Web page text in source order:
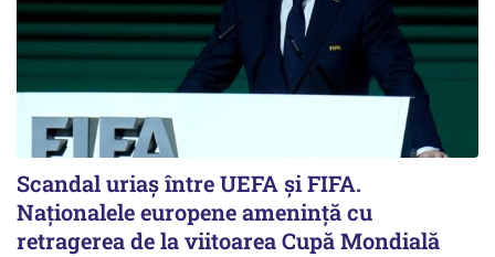
Scandal uriaş între UEFA şi FIFA.
Naţionalele europene ameninţă cu
retragerea de la viitoarea Cupă Mondială